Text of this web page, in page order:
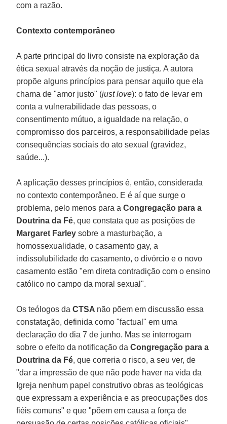
com a razão.
Contexto contemporâneo
A parte principal do livro consiste na exploração da
ética sexual através da noção de justiça. A autora
propõe alguns princípios para pensar aquilo que ela
chama de "amor justo" (just love): o fato de levar em
conta a vulnerabilidade das pessoas, o
consentimento mútuo, a igualdade na relação, o
compromisso dos parceiros, a responsabilidade pelas
consequências sociais do ato sexual (gravidez,
saúde...).
A aplicação desses princípios é, então, considerada
no contexto contemporâneo. E é aí que surge o
problema, pelo menos para aCongregação para a
Doutrina da Fé, que constata que as posições de
Margaret Farley sobre a masturbação, a
homossexualidade, o casamento gay, a
indissolubilidade do casamento, o divórcio e o novo
casamento estão "em direta contradição com o ensino
católico no campo da moral sexual".
Os teólogos daCTSA não põem em discussão essa
constatação, definida como "factual" em uma
declaração do dia 7 de junho. Mas se interrogam
sobre o efeito da notificação daCongregação para a
Doutrina da Fé, que correria o risco, a seu ver, de
"dar a impressão de que não pode haver na vida da
Igreja nenhum papel construtivo obras as teológicas
que expressam a experiência e as preocupações dos
fiéis comuns" e que "põem em causa a força de